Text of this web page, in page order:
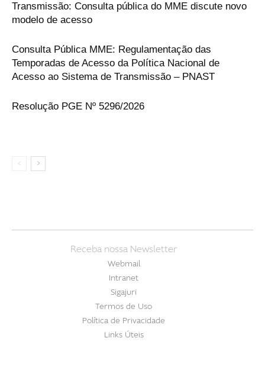
Transmissão: Consulta pública do MME discute novo
modelo de acesso
Consulta Pública MME: Regulamentação das
Temporadas de Acesso da Política Nacional de
Acesso ao Sistema de Transmissão – PNAST
Resolução PGE Nº 5296/2026
Receba nossa Newsletter
Webmail
Intranet
Sigajuri
Termos de Uso
Política de Privacidade
Links Úteis